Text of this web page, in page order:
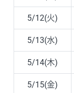
5/12(火)
5/13(水)
5/14(木)
5/15(金)